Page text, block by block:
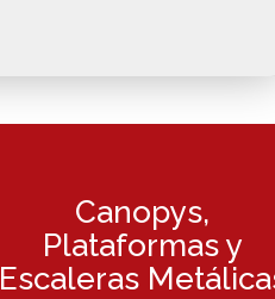
Canopys,
Plataformas y
Escaleras